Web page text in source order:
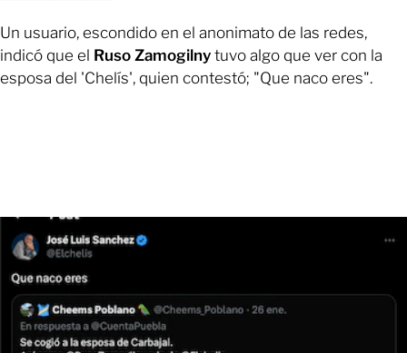
Un usuario, escondido en el anonimato de las redes,
indicó que el Ruso Zamogilny tuvo algo que ver con la
esposa del 'Chelís', quien contestó; "Que naco eres".